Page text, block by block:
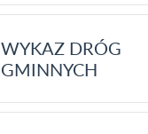
WYKAZ DRÓG
GMINNYCH